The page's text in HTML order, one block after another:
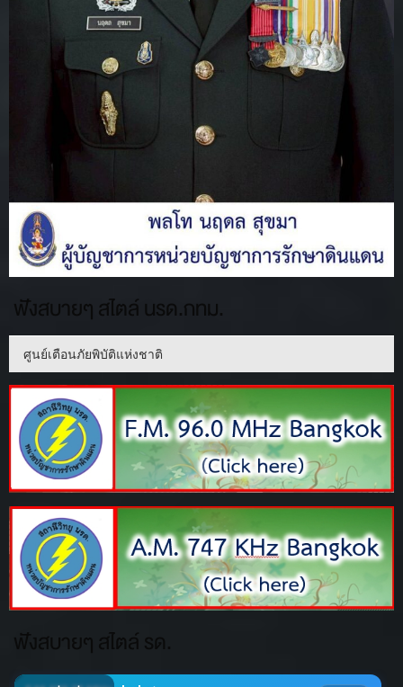
ฟังสบายๆ สไตล์ นรด.กทม.
ศูนย์เตือนภัยพิบัติแห่งชาติ
ฟังสบายๆ สไตล์ รด.